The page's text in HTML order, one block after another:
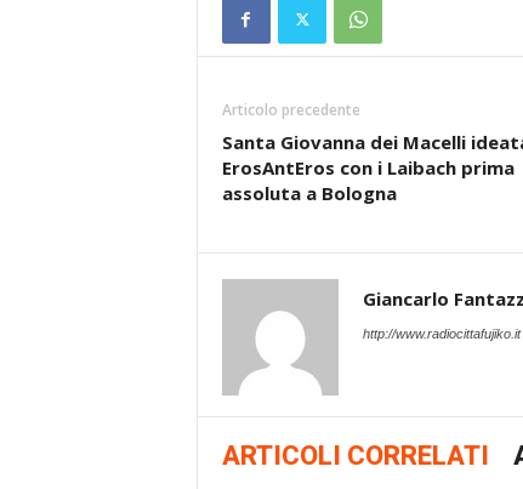
Articolo precedente
Santa Giovanna dei Macelli
ErosAntEros con i Laibach prima
assoluta a Bologna
Giancarlo
http://www.radiocittafujiko.it
ARTICOLI CORRELATI